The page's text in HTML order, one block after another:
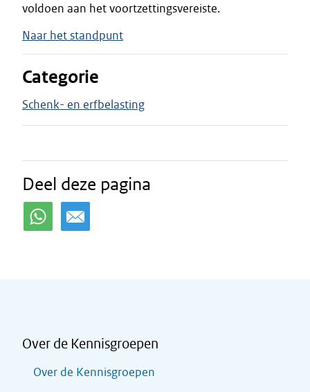
voldoen aan het voortzettingsvereiste.
Naar het standpunt
Categorie
Schenk- en erfbelasting
Deel deze pagina
Over de Kennisgroepen
Over de Kennisgroepen